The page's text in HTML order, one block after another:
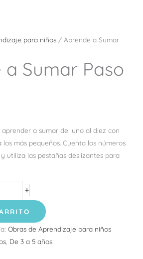
para niños / Aprende a Sumar
Sumar Paso
a sumar del uno al diez con
más pequeños. Cuenta los números
utiliza las pestañas deslizantes para
+
Obras de Aprendizaje para niños
, De 3 a 5 años